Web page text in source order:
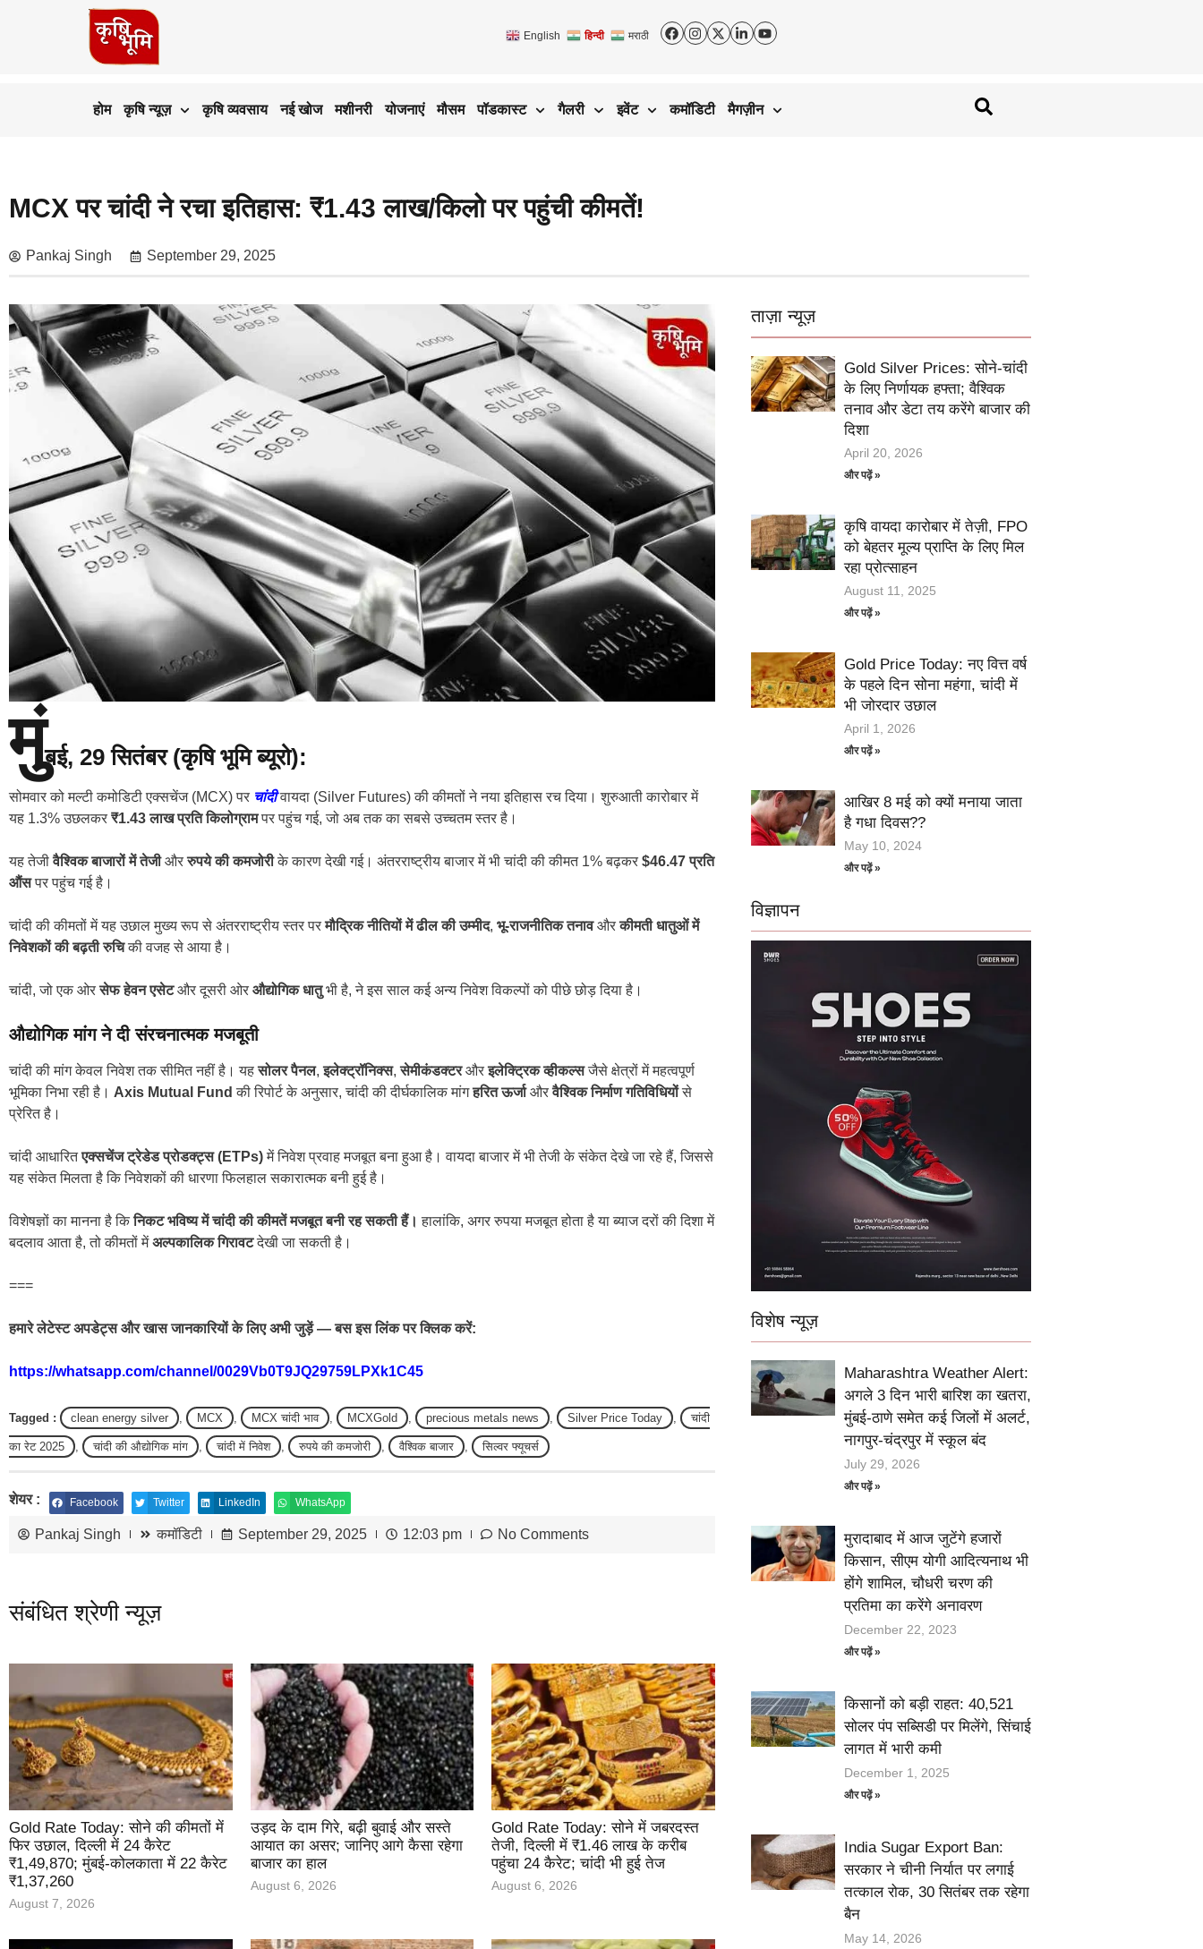
English हिन्दी मराठी
होम कृषि न्यूज़ कृषि व्यवसाय नई खोज मशीनरी योजनाएं मौसम पॉडकास्ट गैलरी इवेंट कमॉडिटी मैगज़ीन
MCX पर चांदी ने रचा इतिहास: ₹1.43 लाख/किलो पर पहुंची कीमतें!
Pankaj Singh September 29, 2025
मुंबई, 29 सितंबर (कृषि भूमि ब्यूरो):
सोमवार को मल्टी कमोडिटी एक्सचेंज (MCX) पर चांदीवायदा (Silver Futures) की कीमतों ने नया इतिहास रच दिया। शुरुआती कारोबार में
यह 1.3% उछलकर ₹1.43 लाख प्रति किलोग्रामपर पहुंच गई, जो अब तक का सबसे उच्चतम स्तर है।
यह तेजीवैश्विक बाजारों में तेजीऔररुपये की कमजोरीके कारण देखी गई। अंतरराष्ट्रीय बाजार में भी चांदी की कीमत 1% बढ़कर $46.47 प्रति
औंसपर पहुंच गई है।
चांदी की कीमतों में यह उछाल मुख्य रूप से अंतरराष्ट्रीय स्तर परमौद्रिक नीतियों में ढील की उम्मीद, भू-राजनीतिक तनावऔरकीमती धातुओं में
निवेशकों की बढ़ती रुचिकी वजह से आया है।
चांदी, जो एक ओरसेफ हेवन एसेटऔर दूसरी ओर औद्योगिक धातुभी है, ने इस साल कई अन्य निवेश विकल्पों को पीछे छोड़ दिया है।
औद्योगिक मांग ने दी संरचनात्मक मजबूती
चांदी की मांग केवल निवेश तक सीमित नहीं है। यहसोलर पैनल,इलेक्ट्रॉनिक्स,सेमीकंडक्टरऔरइलेक्ट्रिक व्हीकल्सजैसे क्षेत्रों में महत्वपूर्ण
भूमिका निभा रही है। Axis Mutual Fund की रिपोर्ट के अनुसार, चांदी की दीर्घकालिक मांगहरित ऊर्जाऔरवैश्विक निर्माण गतिविधियोंसे
प्रेरित है।
चांदी आधारितएक्सचेंज ट्रेडेड प्रोडक्ट्स (ETPs)में निवेश प्रवाह मजबूत बना हुआ है। वायदा बाजार में भी तेजी के संकेत देखे जा रहे हैं, जिससे
यह संकेत मिलता है कि निवेशकों की धारणा फिलहाल सकारात्मक बनी हुई है।
विशेषज्ञों का मानना है किनिकट भविष्य में चांदी की कीमतें मजबूत बनी रह सकती हैं। हालांकि, अगर रुपया मजबूत होता है या ब्याज दरों की दिशा में
बदलाव आता है, तो कीमतों मेंअल्पकालिक गिरावटदेखी जा सकती है।
===
हमारे लेटेस्ट अपडेट्स और खास जानकारियों के लिए अभी जुड़ें — बस इस लिंक पर क्लिक करें:
https://whatsapp.com/channel/0029Vb0T9JQ29759LPXk1C45
Tagged : clean energy silver MCX MCX चांदी भाव MCXGold precious metals news Silver Price Today चांदी
का रेट 2025 चांदी की औद्योगिक मांग चांदी में निवेश रुपये की कमजोरी वैश्विक बाजार सिल्वर फ्यूचर्स
शेयर : Facebook Twitter LinkedIn WhatsApp
Pankaj Singh कमॉडिटी September 29, 2025 12:03 pm No Comments
संबंधित श्रेणी न्यूज़
Gold Rate Today: सोने की कीमतों में
फिर उछाल, दिल्ली में 24 कैरेट
₹1,49,870; मुंबई-कोलकाता में 22 कैरेट
₹1,37,260
August 7, 2026
उड़द के दाम गिरे, बढ़ी बुवाई और सस्ते
आयात का असर; जानिए आगे कैसा रहेगा
बाजार का हाल
August 6, 2026
Gold Rate Today: सोने में जबरदस्त
तेजी, दिल्ली में ₹1.46 लाख के करीब
पहुंचा 24 कैरेट; चांदी भी हुई तेज
August 6, 2026
ताज़ा न्यूज़
Gold Silver Prices: सोने-चांदी
के लिए निर्णायक हफ्ता; वैश्विक
तनाव और डेटा तय करेंगे बाजार की
दिशा
April 20, 2026
और पढ़ें »
कृषि वायदा कारोबार में तेज़ी, FPO
को बेहतर मूल्य प्राप्ति के लिए मिल
रहा प्रोत्साहन
August 11, 2025
और पढ़ें »
Gold Price Today: नए वित्त वर्ष
के पहले दिन सोना महंगा, चांदी में
भी जोरदार उछाल
April 1, 2026
और पढ़ें »
आखिर 8 मई को क्यों मनाया जाता
है गधा दिवस??
May 10, 2024
और पढ़ें »
विज्ञापन
विशेष न्यूज़
Maharashtra Weather Alert:
अगले 3 दिन भारी बारिश का खतरा,
मुंबई-ठाणे समेत कई जिलों में अलर्ट,
नागपुर-चंद्रपुर में स्कूल बंद
July 29, 2026
और पढ़ें »
मुरादाबाद में आज जुटेंगे हजारों
किसान, सीएम योगी आदित्यनाथ भी
होंगे शामिल, चौधरी चरण की
प्रतिमा का करेंगे अनावरण
December 22, 2023
और पढ़ें »
किसानों को बड़ी राहत: 40,521
सोलर पंप सब्सिडी पर मिलेंगे, सिंचाई
लागत में भारी कमी
December 1, 2025
और पढ़ें »
India Sugar Export Ban:
सरकार ने चीनी निर्यात पर लगाई
तत्काल रोक, 30 सितंबर तक रहेगा
बैन
May 14, 2026